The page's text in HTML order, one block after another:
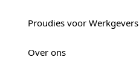
Proudies voor Werkgevers
Over ons